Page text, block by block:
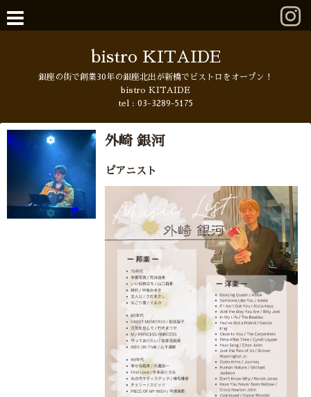
bistro KITAIDE
銀座の街で創業30年の銀座北出が新橋でビストロをオープン！
bistro KITAIDE
tel : 03-3289-5175
外崎 銀河
ピアニスト